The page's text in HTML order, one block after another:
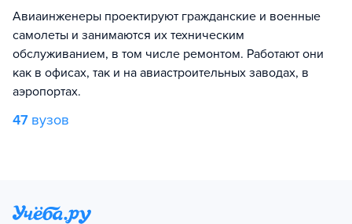
Авиаинженеры проектируют гражданские и военные
самолеты и занимаются их техническим
обслуживанием, в том числе ремонтом. Работают они
как в офисах, так и на авиастроительных заводах, в
аэропортах.
47 вузов